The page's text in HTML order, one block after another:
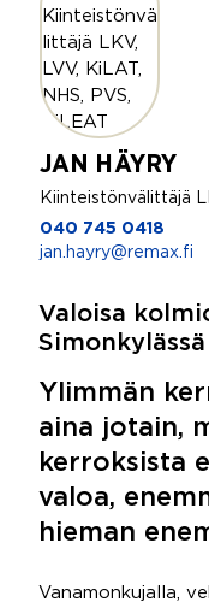
JAN HÄYRY
Kiinteistönvälittäjä
040 745 0418
jan.hayry@remax.fi
Valoisa
Simonkylässä
Ylimmän
aina jotain,
kerroksista
valoa,
hieman
Vanamonkujalla,